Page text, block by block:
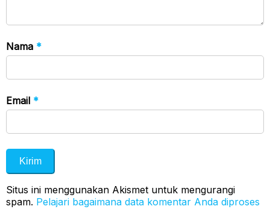
Nama *
Email *
Situs ini menggunakan Akismet untuk mengurangi
spam. Pelajari bagaimana data komentar Anda diproses